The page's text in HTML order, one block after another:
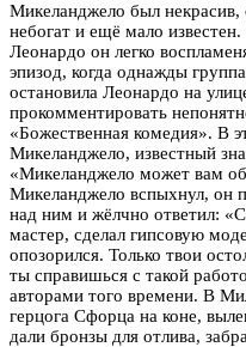
Микеланджело был
небогат и ещё мало
Леонардо он легко
эпизод, когда однажды
остановила Леонардо на
прокомментировать
«Божественная комедия». В
Микеланджело, известный
«Микеланджело может вам
Микеланджело вспыхнул, он
над ним и жёлчно ответил:
мастер, сделал гипсовую
опозорился. Только твои
ты справишься с такой
авторами того времени. В
герцога Сфорца на коне,
дали бронзы для отлива,